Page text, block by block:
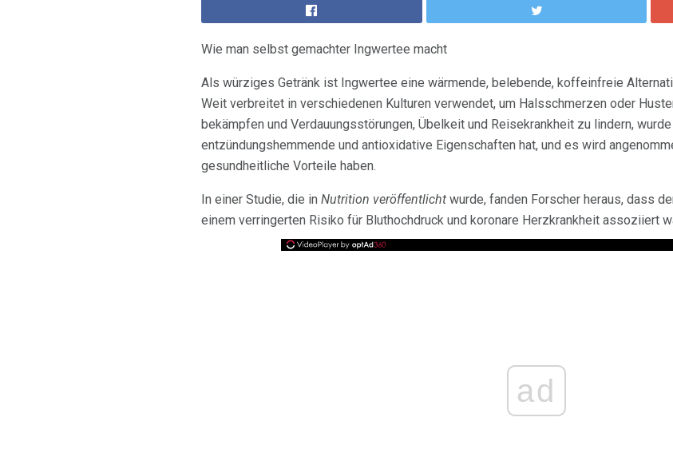
Wie man selbst gemachter Ingwertee macht
Als würziges Getränk ist Ingwertee eine wärmende, belebende, koffeinfreie
Weit verbreitet in verschiedenen Kulturen verwendet, um Halsschmerzen oder
bekämpfen und Verdauungsstörungen, Übelkeit und Reisekrankheit zu lindern,
entzündungshemmende und antioxidative Eigenschaften hat, und es wird
gesundheitliche Vorteile haben.
In einer Studie, die in Nutrition veröffentlicht wurde, fanden Forscher heraus, dass
einem verringerten Risiko für Bluthochdruck und koronare Herzkrankheit assoziiert
ad